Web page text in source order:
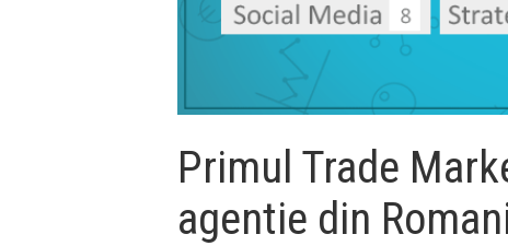
Primul Trade
agentie din